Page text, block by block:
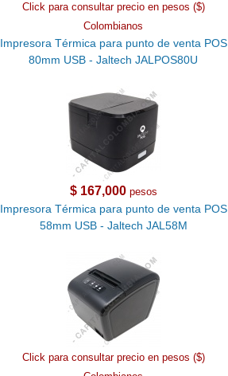
Click para consultar precio en pesos ($)
Colombianos
Impresora Térmica para punto de venta POS
80mm USB - Jaltech JALPOS80U
$ 167,000pesos
Impresora Térmica para punto de venta POS
58mm USB - Jaltech JAL58M
Click para consultar precio en pesos ($)